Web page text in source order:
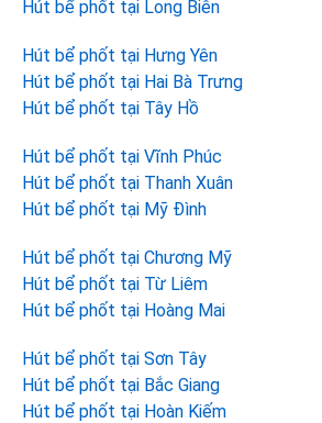
Hút bể phốt tại Long Biên
Hút bể phốt tại Hưng Yên
Hút bể phốt tại Hai Bà Trưng
Hút bể phốt tại Tây Hồ
Hút bể phốt tại Vĩnh Phúc
Hút bể phốt tại Thanh Xuân
Hút bể phốt tại Mỹ Đình
Hút bể phốt tại Chương Mỹ
Hút bể phốt tại Từ Liêm
Hút bể phốt tại Hoàng Mai
Hút bể phốt tại Sơn Tây
Hút bể phốt tại Bắc Giang
Hút bể phốt tại Hoàn Kiếm